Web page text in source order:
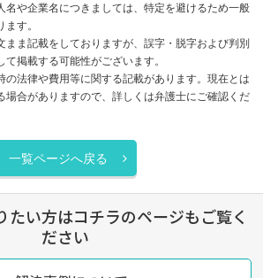
や企業名につきましては、特定を避けるため一般
す。
ま記載をしておりますが、誤字・脱字および判別
掲載する可能性がございます。
法律や費用等に関する記載があります。現在とは
場合がありますので、詳しくは弁護士にご確認くだ
一覧ページへ戻る
たい方はコチラのページもご覧く
ださい